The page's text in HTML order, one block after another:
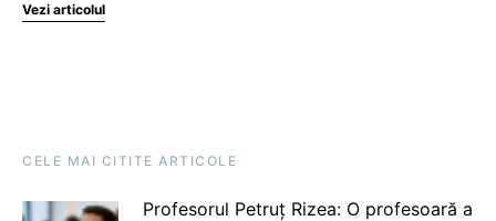
Vezi articolul
CELE MAI CITITE ARTICOLE
Profesorul Petruț Rizea: O profesoară a